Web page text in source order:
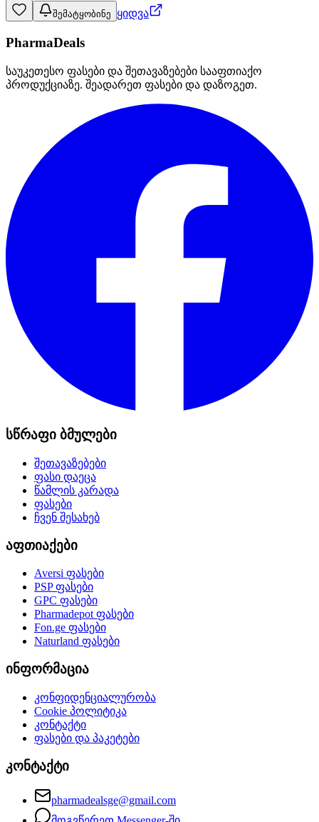
შემატყობინე ყიდვა
PharmaDeals
საუკეთესო ფასები და შეთავაზებები სააფთიაქო
პროდუქციაზე. შეადარეთ ფასები და დაზოგეთ.
სწრაფი ბმულები
შეთავაზებები
ფასი დაეცა
წამლის კარადა
ფასები
ჩვენ შესახებ
აფთიაქები
Aversi ფასები
PSPფასები
GPC ფასები
Pharmadepotფასები
Fon.ge ფასები
Naturland ფასები
ინფორმაცია
კონფიდენციალურობა
Cookie პოლიტიკა
კონტაქტი
ფასები და პაკეტები
კონტაქტი
pharmadealsge@gmail.com